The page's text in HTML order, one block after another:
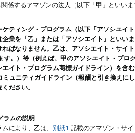
関係するアマゾンの法人（以下「甲 」といい
ティング・プログラム（以下「アソシエイ
企業を「乙」または「アソシエイト」とい
ばなりません。乙は、アソシエイト・サイ
す。）等（例えば、甲のアソシエイト・プ
エイト・プログラム商標ガイドライン）を
ュニティガイドライン（報酬と引き換えに
ださい。
ラムの説明
により、乙は、 別紙1 記載のアマゾン・サ